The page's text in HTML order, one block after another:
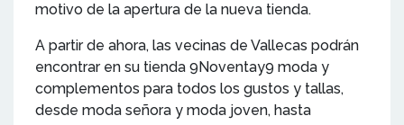
motivo de la apertura de la nueva tienda.
A partir de ahora, las vecinas de Vallecas podrán
encontrar en su tienda 9Noventay9 moda y
complementos para todos los gustos y tallas,
desde moda señora y moda joven, hasta